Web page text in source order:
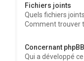
Fichiers joints
Quels fichiers
Comment trouver
Concernant phpBB
Qui a développé